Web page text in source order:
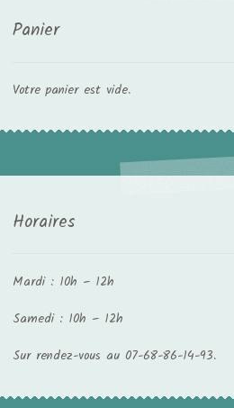
Panier
Votre panier est vide.
Horaires
Mardi : 10h – 12h
Samedi : 10h – 12h
Sur rendez-vous au 07-68-86-14-93.